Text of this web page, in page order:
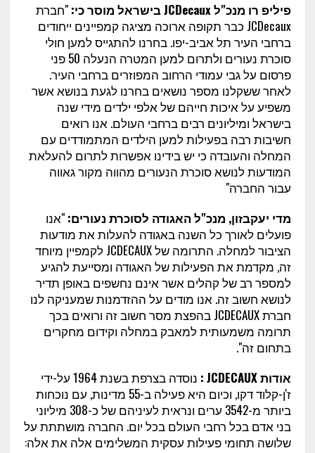
פיליפ רו מנכ"לJCDecauxבישראל מוסר כי: "חברת
JCDecaux כבר תקופה ארוכה מציגה קמפיינים ייחודים
ברחבי העיר תל אביב-יפו. בחרנו להתגייס למען חולי
סוכרת נעורים ולתרום למען המטרה הנעלה 50 פני
פרסום על גבי עמודי הרחוב המפוזרים ברחבי העיר.
לאחר ששקלנו מספר נושאים בחרנו לגעת בנושא אשר
משפיע על איכות חייהם של אלפי ילדים מידי שנה
בישראל ומיליונים רבים ברחבי העולם. אנו רואים
חשיבות רבה בפעילות למען הילדים המתמודדים עם
המחלה והעובדה כי יש בידינו אפשרות לתרום להעלאת
המודעות לנושא סוכרת הנעורים מהווה מקור גאווה
עבור החברה"
מדי יעקבזון, מנכ"ל האגודה לסוכרת נעורים: "אנו
פועלים לאורך כל השנה באגודה להעלות את מודעות
הציבור למחלה. התרומה של JCDECAUX לקמפיין מיוחד
זה, מקדמת את הפעילות של האגודה ומסייעת להגיע
למספר רב של קהלים אשר אינם נחשפים באופן תדיר
לנושא חשוב זה. אנו מודים על ההזדמנות שמעניקה לנו
חברת JCDECAUX בהפצת מסר חשוב זה ורואים בכך
תרומה משמעותית למאבק במחלה וקידום מחקרים
בתחום זה".
אודותJCDECAUX
:
נוסדה בצרפת בשנת 1964 על-ידי
ז'ן-קלוד דקו, וכיום היא פעילה ב-55 מדינות, עם נוכחות
ביותר מ-3542 ערים ונראית לעיניהם של כ-308 מיליוני
בני אדם בכל רחבי העולם בכל יום. החברה מושתתת על
שלושה תחומי פעילות עסקית המשלימים אלה את אלה: